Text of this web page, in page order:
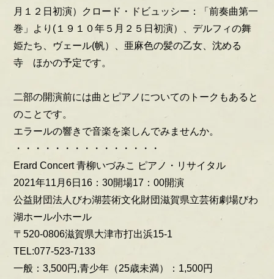
月１２日初演）クロード・ドビュッシー：「前奏曲第一
巻」より(１９１０年５月２５日初演）、デルフィの舞
姫たち、ヴェール(帆）、亜麻色の髪の乙女、沈める
寺 ほかの予定です。
二部の開演前には曲とピアノについてのトークもあると
のことです。
エラールの響きで音楽を楽しんでみませんか。
・・・・・・・・・・・・・・・
Erard Concert 青柳いづみこ ピアノ・リサイタル
2021年11月6日16：30開場17：00開演
公益財団法人びわ湖芸術文化財団滋賀県立芸術劇場びわ
湖ホール小ホール
〒520-0806滋賀県大津市打出浜15-1
TEL:077-523-7133
一般：3,500円,青少年（25歳未満）：1,500円